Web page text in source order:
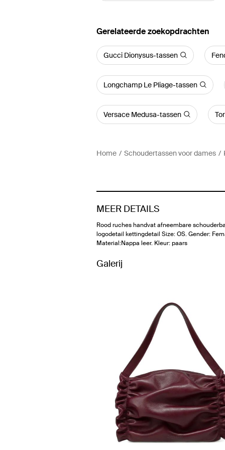
Gerelateerde zoekopdrachten
Gucci Dionysus-tassen
Longchamp Le Pliage-tassen
Versace Medusa-tassen
Home Schoudertassen voor dames
MEER DETAILS
Rood ruches handvat afneembare
logodetail kettingdetail Size: OS. Gender:
Material:Nappa leer. Kleur: paars
Galerij